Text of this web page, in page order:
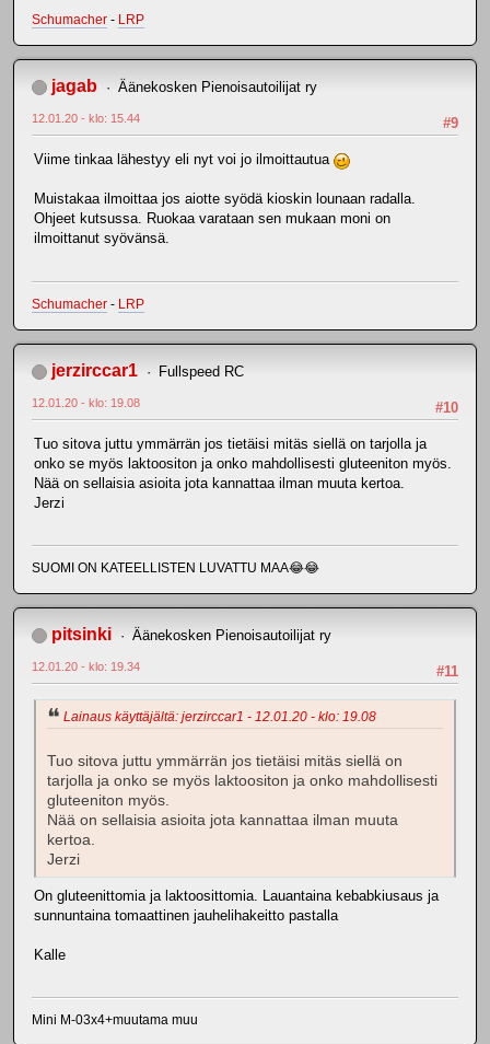
Schumacher - LRP
jagab Äänekosken Pienoisautoilijat ry
#9
12.01.20 - klo: 15.44
Viime tinkaa lähestyy eli nyt voi jo ilmoittautua
Muistakaa ilmoittaa jos aiotte syödä kioskin lounaan radalla.
Ohjeet kutsussa. Ruokaa varataan sen mukaan moni on
ilmoittanut syövänsä.
Schumacher - LRP
jerzirccar1 Fullspeed RC
#10
12.01.20 - klo: 19.08
Tuo sitova juttu ymmärrän jos tietäisi mitäs siellä on tarjolla ja
onko se myös laktoositon ja onko mahdollisesti gluteeniton myös.
Nää on sellaisia asioita jota kannattaa ilman muuta kertoa.
Jerzi
SUOMI ON KATEELLISTEN LUVATTU MAA😂😂
pitsinki Äänekosken Pienoisautoilijat ry
#11
12.01.20 - klo: 19.34
Lainaus käyttäjältä: jerzirccar1 - 12.01.20 - klo: 19.08
Tuo sitova juttu ymmärrän jos tietäisi mitäs siellä on
tarjolla ja onko se myös laktoositon ja onko mahdollisesti
gluteeniton myös.
Nää on sellaisia asioita jota kannattaa ilman muuta
kertoa.
Jerzi
On gluteenittomia ja laktoosittomia. Lauantaina kebabkiusaus ja
sunnuntaina tomaattinen jauhelihakeitto pastalla
Kalle
Mini M-03x4+muutama muu